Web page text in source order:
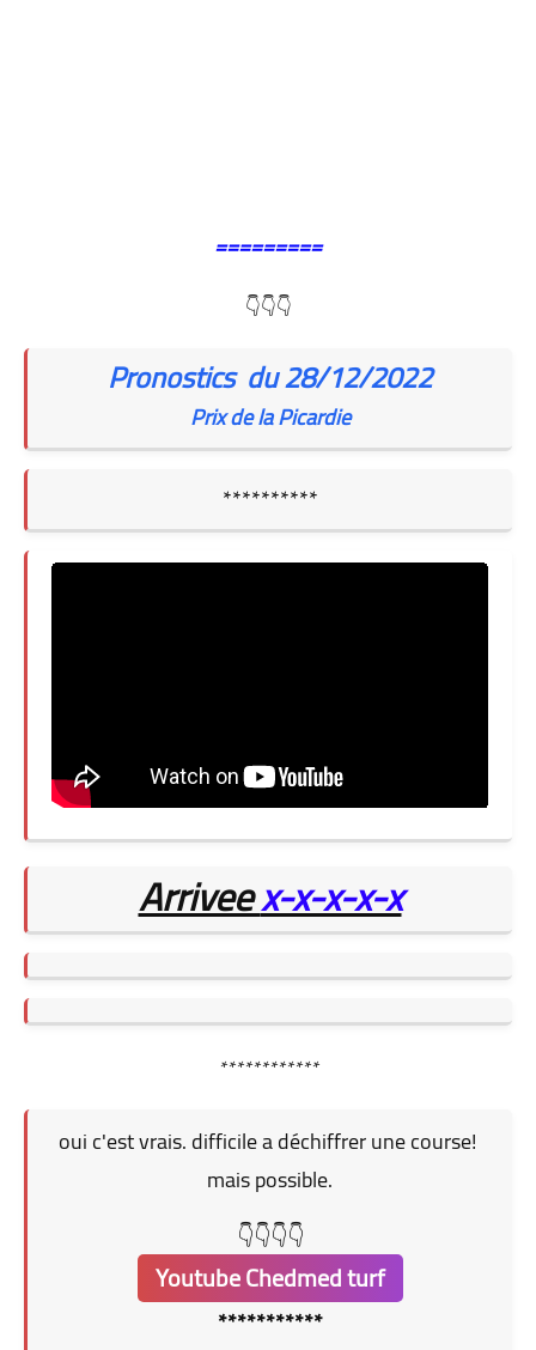
=========
👇👇👇
Pronostics du 28/12/2022
Prix de la Picardie
**********
Arriveex-x-x-x-x
************
oui c'est vrais. difficile a déchiffrer une course!
mais possible.
👇👇👇👇
Youtube Chedmed turf
***********